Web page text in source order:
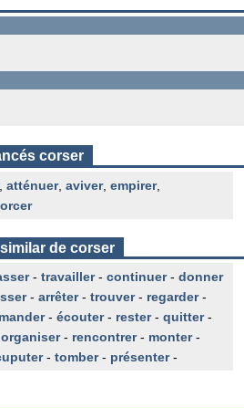
corser
atténuer, aviver, empirer,
de corser
- travailler- continuer- donner
- arrêter- trouver- regarder-
- écouter- rester- quitter-
organiser- rencontrer- monter-
- tomber- présenter-